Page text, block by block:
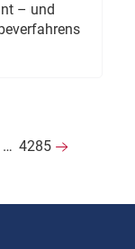
– und
… 4285